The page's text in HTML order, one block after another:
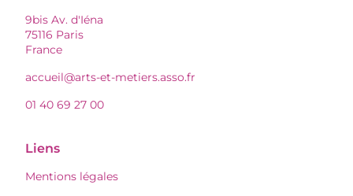
9bis Av. d'Iéna
75116 Paris
France
accueil@arts-et-metiers.asso.fr
01 40 69 27 00
Liens
Mentions légales